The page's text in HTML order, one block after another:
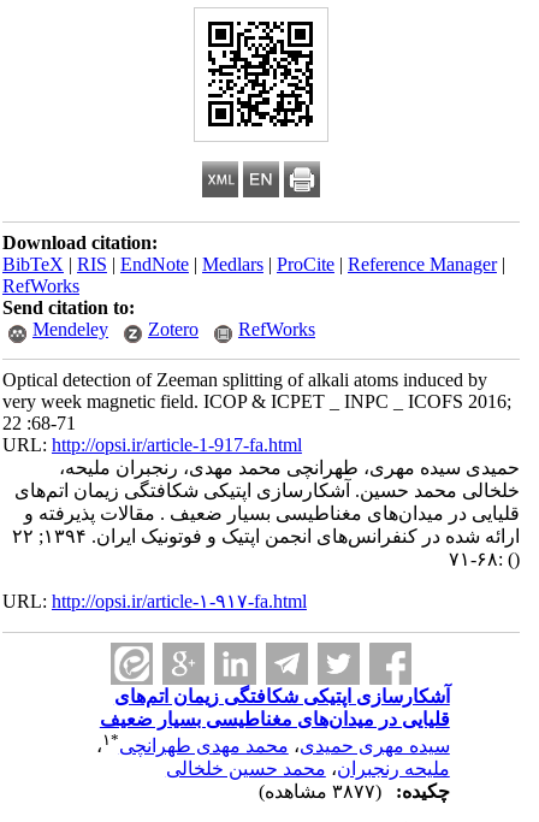
Download citation:
BibTeX|RIS|EndNote|Medlars|ProCite|Reference Manager
RefWorks
Send citation to:
Mendeley
Zotero RefWorks
Optical detection of Zeeman splitting of alkali atoms induced by
very week magnetic field. ICOP & ICPET _ INPC _ ICOFS 2016;
22 :68-71
URL:http://opsi.ir/article-1-917-fa.html
حمیدی سیده مهری، طهرانچی محمد مهدی، رنجبران ملیحه،
خلخالی محمد حسین. آشکارسازی اپتیکی شکافتگی زیمان اتم‌های
قلیایی در میدان‌های مغناطیسی بسیار ضعیف . مقالات پذیرفته و
ارائه شده در کنفرانس‌های انجمن اپتیک و فوتونیک ایران. ۱۳۹۴; ۲۲
:۶۸-۷۱
URL:http://opsi.ir/article-۱-۹۱۷-fa.html
آشکارسازی اپتیکی شکافتگی زیمان اتم‌های
قلیایی در میدان‌های مغناطیسی بسیار ضعیف
سیده مهری حمیدی،محمد مهدی طهرانچی ۱،
ملیحه رنجبران ،محمد حسین خلخالی
چکیده: